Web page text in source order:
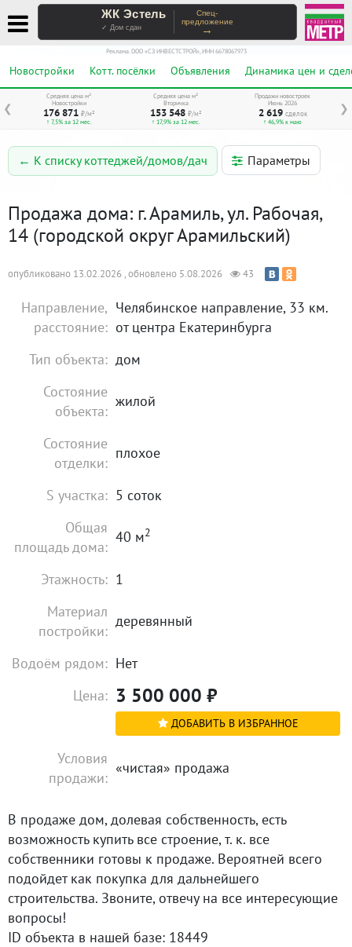
ЖК Эстель
✓ Дом сдан
Спец-
предложение
→
Реклама. ООО «СЗ ИНВЕСТСТРОЙ», ИНН 6678067973
Новостройки Котт. посёлки Объявления Динамика цен и
❮ ❯
Средняя цена м²
Новостройки
176 871 ₽/м²
↑ 7,5% за 12 мес.
Средняя цена м²
Вторичка
153 548 ₽/м²
↑ 17,9% за 12 мес.
Продажи новостроек
Июнь 2026
2 619 сделок
↑ 46,9% к маю
← К списку коттеджей/домов/дач Параметры
Продажа дома: г. Арамиль, ул. Рабочая,
14 (городской округ Арамильский)
опубликовано 13.02.2026 , обновлено 5.08.2026 43
Направление,
расстояние:
Челябинское направление, 33 км.
от центра Екатеринбурга
Тип объекта: дом
Состояние
объекта:
жилой
Состояние
отделки:
плохое
S участка: 5 соток
Общая
площадь дома:
40 м2
Этажность: 1
Материал
постройки:
деревянный
Водоём рядом: Нет
Цена: 3 500 000 ₽
ДОБАВИТЬ В ИЗБРАННОЕ
Условия
продажи:
«чистая» продажа
В продаже дом, долевая собственность, есть
возможность купить все строение, т. к. все
собственники готовы к продаже. Вероятней всего
подойдет как покупка для дальнейшего
строительства. Звоните, отвечу на все интересующие
вопросы!
ID объекта в нашей базе: 18449